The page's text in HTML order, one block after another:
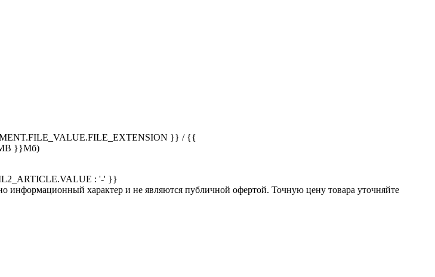
}} / {{
}}Мб)
: '-' }}
информационный характер и не являются публичной офертой. Точную цену товара уточняйте